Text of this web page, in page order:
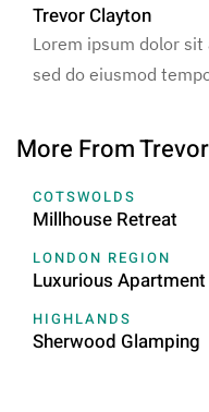
Trevor Clayton
Lorem ipsum dolor
sed do eiusmod
More From
COTSWOLDS
Millhouse Retreat
LONDON REGION
Luxurious
HIGHLANDS
Sherwood Glamping